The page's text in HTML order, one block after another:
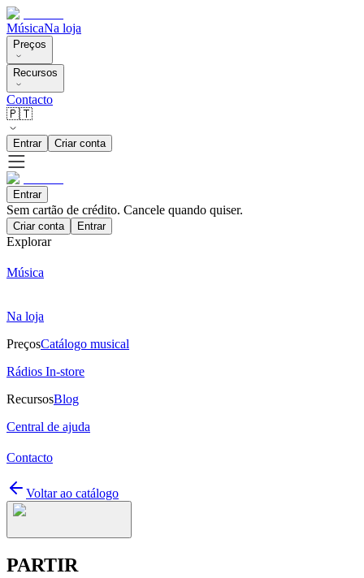
MúsicaNa loja
Preços
Recursos
Contacto
🇵🇹
Entrar Criar conta
Entrar
Sem cartão de crédito. Cancele quando quiser.
Criar conta Entrar
Explorar
Música
Na loja
PreçosCatálogo musical
Rádios In-store
RecursosBlog
Central de ajuda
Contacto
Voltar ao catálogo
PARTIR